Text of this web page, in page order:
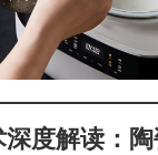
度解读：